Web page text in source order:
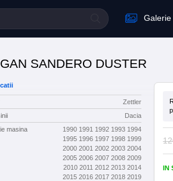
Galerie
SANDERO DUSTER
Zettler
Dacia
masina
1990 1991 1992 1993 1994
1995 1996 1997 1998 1999
2000 2001 2002 2003 2004
2005 2006 2007 2008 2009
2010 2011 2012 2013 2014
2015 2016 2017 2018 2019
IN